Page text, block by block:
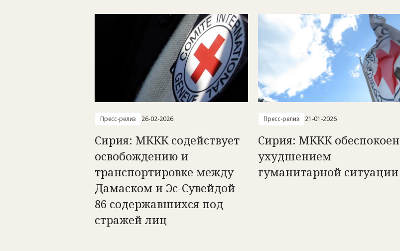
Пресс-релиз 26-02-2026
Сирия: МККК содействует
освобождению и
транспортировке между
Дамаском и Эс-Сувейдой
86 содержавшихся под
стражей лиц
Пресс-релиз 21-01-2026
Сирия: МККК обеспокоен
ухудшением
гуманитарной ситуации